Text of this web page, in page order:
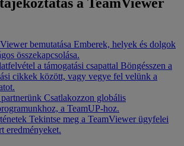
bemutatása Emberek, helyek és dolgok
összekapcsolása.
a támogatási csapattal Böngésszen a
cikkek között, vagy vegye fel velünk a
Csatlakozzon globális
a TeamUP-hoz.
Tekintse meg a TeamViewer ügyfelei
eredményeket.